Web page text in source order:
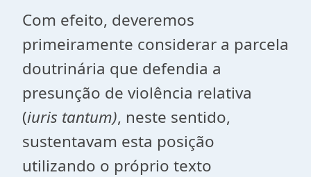
Com efeito, deveremos
primeiramente considerar a parcela
doutrinária que defendia a
presunção de violência relativa
(iuris tantum), neste sentido,
sustentavam esta posição
utilizando o próprio texto